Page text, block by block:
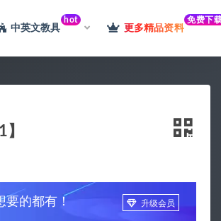
中英文教具
hot
更多精品资料
免费下
要的都有！ 升级会员